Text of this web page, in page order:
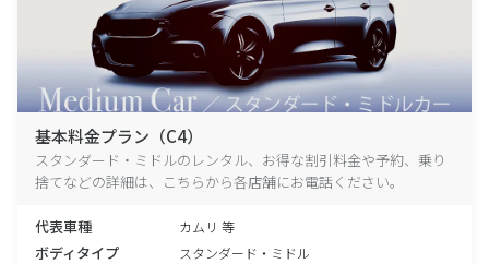
基本料金プラン（C4）
スタンダード・ミドルのレンタル、お得な割引料金や予約、乗り
捨てなどの詳細は、こちらから各店舗にお電話ください。
代表車種 カムリ 等
ボディタイプ スタンダード・ミドル